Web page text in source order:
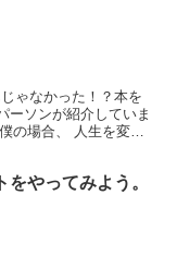
ゃなかった！？本を
ーソンが紹介していま
の場合、 人生を変え
をやってみよう。